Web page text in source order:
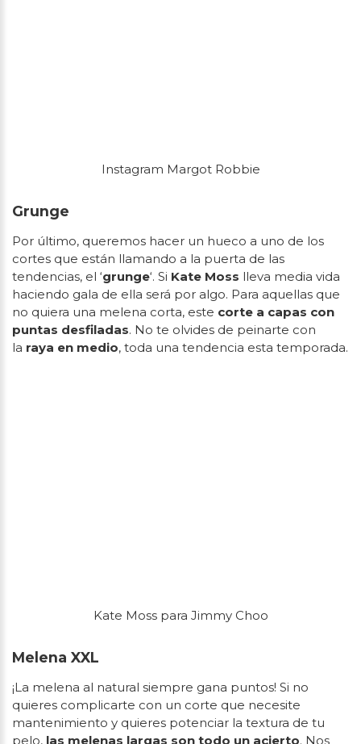
Instagram Margot Robbie
Grunge
Por último, queremos hacer un hueco a uno de los
cortes que están llamando a la puerta de las
tendencias, el ‘grunge‘. Si Kate Moss lleva media vida
haciendo gala de ella será por algo. Para aquellas que
no quiera una melena corta, este corte a capas con
puntas desfiladas. No te olvides de peinarte con
la raya en medio, toda una tendencia esta temporada.
Kate Moss para Jimmy Choo
Melena XXL
¡La melena al natural siempre gana puntos! Si no
quieres complicarte con un corte que necesite
mantenimiento y quieres potenciar la textura de tu
pelo, las melenas largas son todo un acierto. Nos